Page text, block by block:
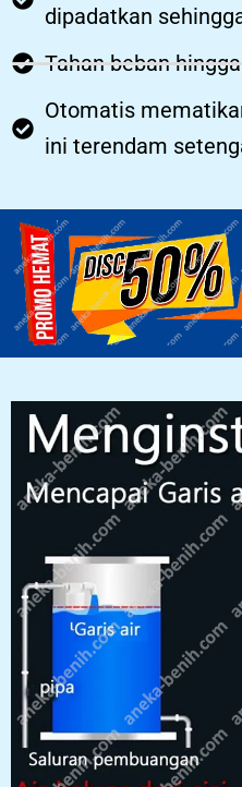
dipadatkan
Tahan beban
Otomatis
ini terendam